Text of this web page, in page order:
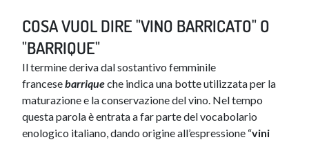
COSA VUOL DIRE "VINO BARRICATO" O
"BARRIQUE"
Il termine deriva dal sostantivo femminile
francesebarriqueche indica una botte utilizzata per la
maturazione e la conservazione del vino. Nel tempo
questa parola è entrata a far parte del vocabolario
enologico italiano, dando origine all’espressione “vini